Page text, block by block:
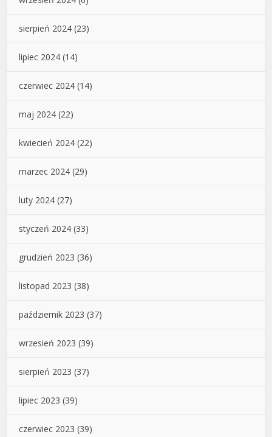
sierpień 2024 (23)
lipiec 2024 (14)
czerwiec 2024 (14)
maj 2024 (22)
kwiecień 2024 (22)
marzec 2024 (29)
luty 2024 (27)
styczeń 2024 (33)
grudzień 2023 (36)
listopad 2023 (38)
październik 2023 (37)
wrzesień 2023 (39)
sierpień 2023 (37)
lipiec 2023 (39)
czerwiec 2023 (39)